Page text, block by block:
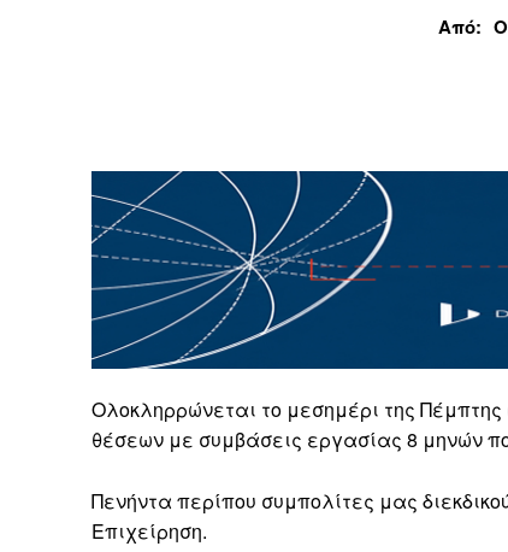
Από:
Ολοκληρρώνεται το μεσημέρι της
θέσεων με συμβάσεις εργασίας 8 μηνών
Πενήντα περίπου συμπολίτες μας
Επιχείρηση.